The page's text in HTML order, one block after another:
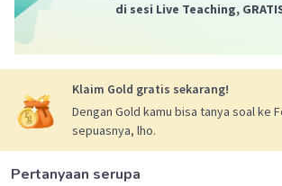
digunakan g = 10 m/s²
ttotal = 2 . tmax
ttotal = 2v₀ᵧ/g
ttotal = 2v₀ sin θ/g
ttotal = 2. 10. sin 30°/10
ttotal = 20 . ½ /10
di sesi Live Teaching,
Klaim Gold gratis sekarang!
Dengan Gold kamu bisa tanya soal ke
sepuasnya, lho.
Pertanyaan serupa